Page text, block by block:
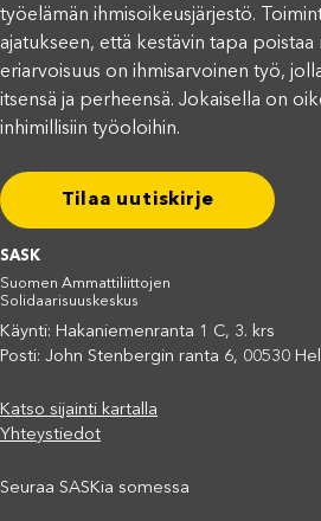
työelämän ihmisoikeusjärjestö.
ajatukseen, että kestävin tapa poistaa
eriarvoisuus on ihmisarvoinen työ,
itsensä ja perheensä. Jokaisella on
inhimillisiin työoloihin.
Tilaa uutiskirje
SASK
Suomen Ammattiliittojen
Solidaarisuuskeskus
Käynti: Hakaniemenranta 1 C, 3. krs
Posti: John Stenbergin ranta 6, 00530
Katso sijainti kartalla
Yhteystiedot
Seuraa SASKia somessa